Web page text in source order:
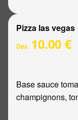
Pizza las vegas
Dès 10.00 €
Base sauce
champignons,